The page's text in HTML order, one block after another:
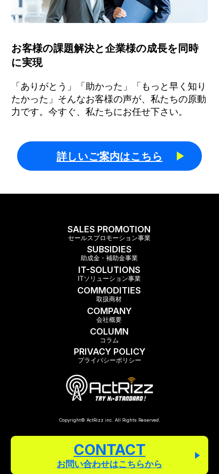
CONTACT
お問い合わせはこちらから
お客様の課題解決と企業様の成長を同時
に実現
「ありがとう」「助かった」「もっと早く知り
たかった」そんなお客様の声が、私たちの原動
力です。今すぐ、私たちにお任せ下さい。
詳しいご案内はこちら
SALES PROMOTION
セールスプロモーション事業
SUBSIDIES
助成金・補助金事業
IT-SOLUTIONS
ITソリューション事業
COMMODITIES
取扱商材
COMPANY
会社概要
COLUMN
コラム
PRIVACY POLICY
プライバシーポリシー
Copyright© ActRizz inc. All Rights Reserved.